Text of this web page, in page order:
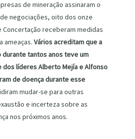
de mineração assinaram o
negociações, oito dos onze
receberam medidas
ameaças. Vários acreditam que a
durante tantos anos teve um
líderes Alberto Mejía e Alfonso
de doença durante esse
mudar-se para outras
e incerteza sobre as
nos próximos anos.